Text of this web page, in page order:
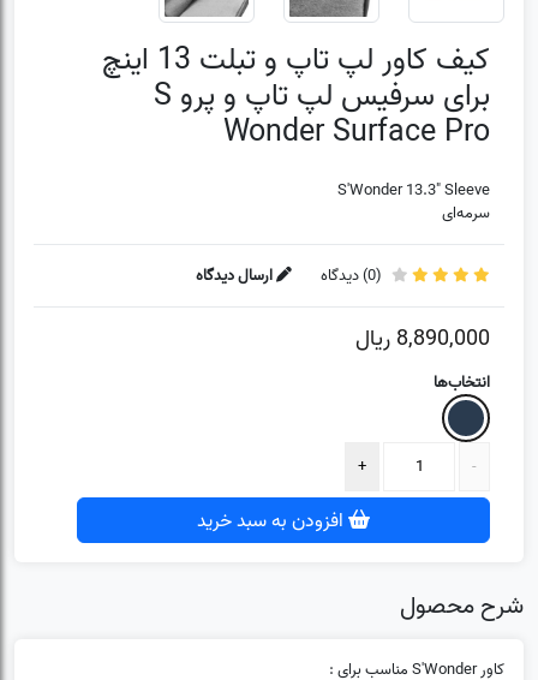
کیف کاور لپ تاپ و تبلت 13 اینچ
برای سرفیس لپ تاپ و پرو S
Wonder Surface Pro
S'Wonder 13.3" Sleeve
سرمه‌ای
(
0) دیدگاه ارسال دیدگاه
8,890,000 ریال
انتخاب‌ها
شرح محصول
کاور S'Wonder مناسب برای :